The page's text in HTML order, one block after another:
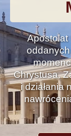
Apostolat
Chrystusa.
i działania